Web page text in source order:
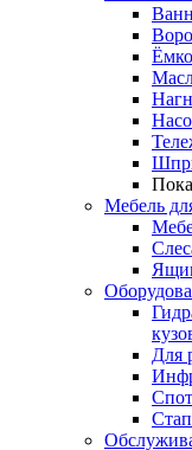
Мебель
Для